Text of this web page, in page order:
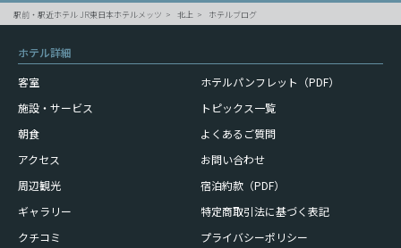
駅前・駅近ホテル JR東日本ホテルメッツ 北上 ホテルブログ
ホテル詳細
客室
施設・サービス
朝食
アクセス
周辺観光
ギャラリー
クチコミ
ホテルパンフレット（PDF）
トピックス一覧
よくあるご質問
お問い合わせ
宿泊約款（PDF）
特定商取引法に基づく表記
プライバシーポリシー